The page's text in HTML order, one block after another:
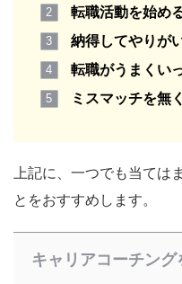
転職活動を始め
納得してやりが
転職がうまくい
ミスマッチを無
上記に、一つでも当ては
とをおすすめします。
キャリアコーチン